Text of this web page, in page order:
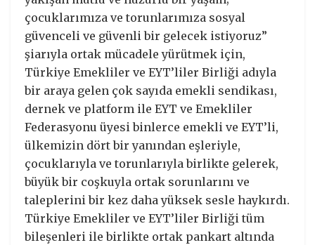
çocuklarımıza ve torunlarımıza sosyal
güvenceli ve güvenli bir gelecek istiyoruz”
şiarıyla ortak mücadele yürütmek için,
Türkiye Emekliler ve EYT’liler Birliği adıyla
bir araya gelen çok sayıda emekli sendikası,
dernek ve platform ile EYT ve Emekliler
Federasyonu üyesi binlerce emekli ve EYT’li,
ülkemizin dört bir yanından eşleriyle,
çocuklarıyla ve torunlarıyla birlikte gelerek,
büyük bir coşkuyla ortak sorunlarını ve
taleplerini bir kez daha yüksek sesle haykırdı.
Türkiye Emekliler ve EYT’liler Birliği tüm
bileşenleri ile birlikte ortak pankart altında